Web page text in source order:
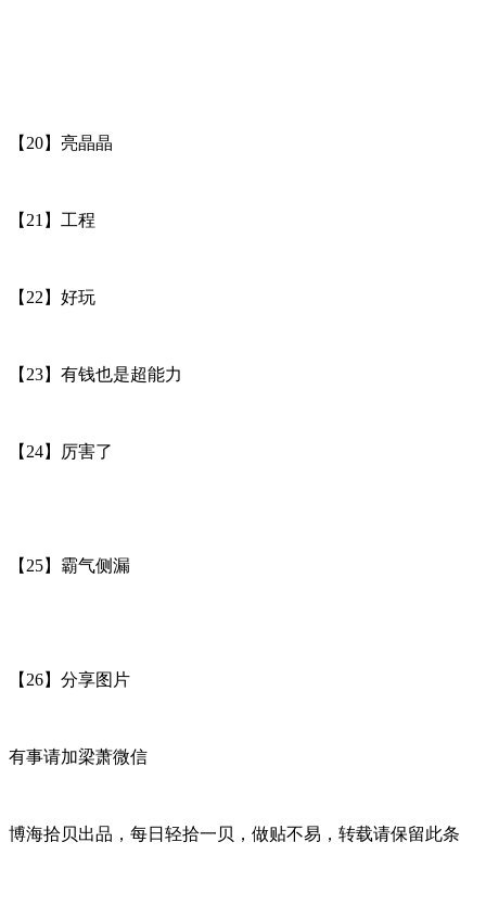
【20】亮晶晶
【21】工程
【22】好玩
【23】有钱也是超能力
【24】厉害了
【25】霸气侧漏
【26】分享图片
有事请加梁萧微信
博海拾贝出品，每日轻拾一贝，做贴不易，转载请保留此条